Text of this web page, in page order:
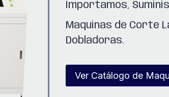
Importamos,
Maquinas de Corte
Dobladoras.
Ver Catálogo de